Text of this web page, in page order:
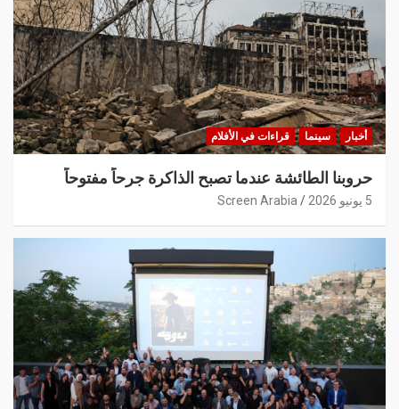
أخبار سينما قراءات في الأفلام
حروبنا الطائشة عندما تصبح الذاكرة جرحاً مفتوحاً
5 يونيو 2026 Screen Arabia